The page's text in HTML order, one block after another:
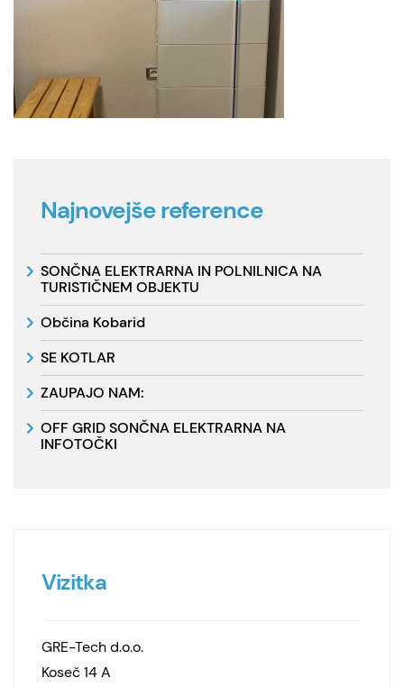
Najnovejše reference
SONČNA ELEKTRARNA IN POLNILNICA NA
TURISTIČNEM OBJEKTU
Občina Kobarid
SE KOTLAR
ZAUPAJO NAM:
OFF GRID SONČNA ELEKTRARNA NA
INFOTOČKI
Vizitka
GRE-Tech d.o.o.
Koseč 14 A